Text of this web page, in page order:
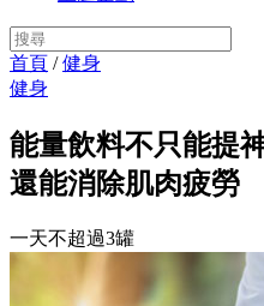
首頁 /健身
健身
能量飲料不只能提
還能消除肌肉疲勞
一天不超過3罐